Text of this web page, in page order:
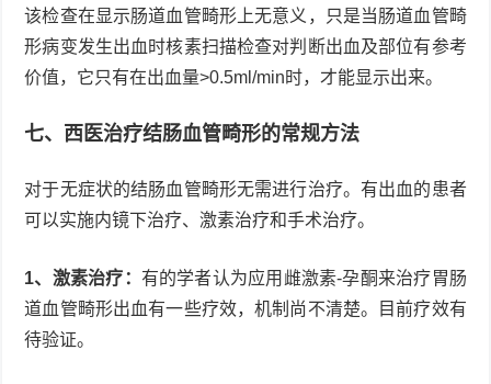
该检查在显示肠道血管畸形上无意义，只是当肠道血管畸
形病变发生出血时核素扫描检查对判断出血及部位有参考
价值，它只有在出血量>0.5ml/min时，才能显示出来。
七、西医治疗结肠血管畸形的常规方法
对于无症状的结肠血管畸形无需进行治疗。有出血的患者
可以实施内镜下治疗、激素治疗和手术治疗。
1、激素治疗： 有的学者认为应用雌激素-孕酮来治疗胃肠
道血管畸形出血有一些疗效，机制尚不清楚。目前疗效有
待验证。